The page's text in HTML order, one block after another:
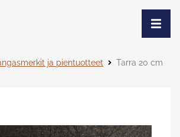
ja pientuotteet Tarra 20 cm